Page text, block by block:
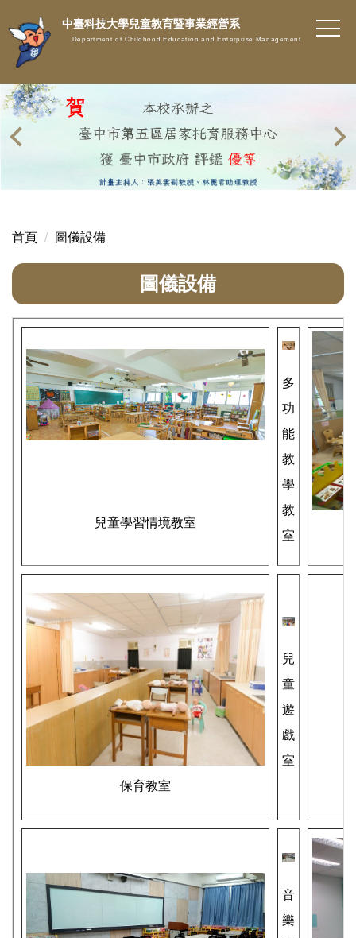
到
主
要
內
容
區
中臺科技大學兒童教育暨事業經營系
Department of Childhood Education and Enterprise Management
首頁 圖儀設備
圖儀設備
兒童學習情境教室
多
功
能
教
學
教
室
保育教室
兒
童
遊
戲
室
音
樂